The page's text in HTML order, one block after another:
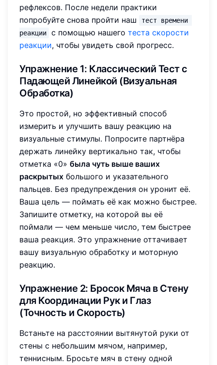
рефлексов. После недели практики
попробуйте снова пройти наш
тест времени
реакции
с помощью нашеготеста скорости
реакции, чтобы увидеть свой прогресс.
Упражнение 1: Классический Тест с
Падающей Линейкой (Визуальная
Обработка)
Это простой, но эффективный способ
измерить и улучшить вашу реакцию на
визуальные стимулы. Попросите партнёра
держать линейку вертикально так, чтобы
отметка «0» была чуть выше ваших
раскрытых большого и указательного
пальцев. Без предупреждения он уронит её.
Ваша цель — поймать её как можно быстрее.
Запишите отметку, на которой вы её
поймали — чем меньше число, тем быстрее
ваша реакция. Это упражнение оттачивает
вашу визуальную обработку и моторную
реакцию.
Упражнение 2: Бросок Мяча в Стену
для Координации Рук и Глаз
(Точность и Скорость)
Встаньте на расстоянии вытянутой руки от
стены с небольшим мячом, например,
теннисным. Бросьте мяч в стену одной